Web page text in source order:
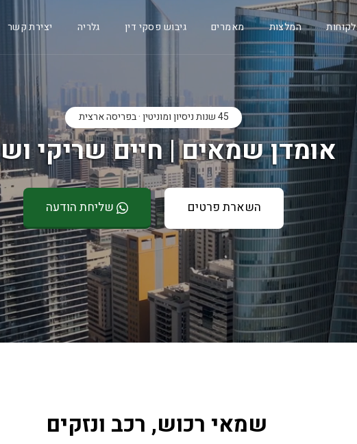
לקוחות המלצות מאמרים גיבוש פסקי דין גלריה יצירת קשר
45 שנות ניסיון ומוניטין · בפריסה ארצית
אומדן שמאים | חיים שריקי
השארת פרטים שליחת הודעה
שמאי רכוש, רכב ונזקים